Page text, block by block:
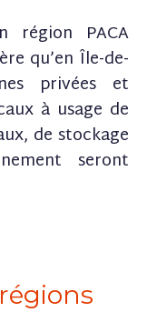
région PACA
qu’en Île-de-
privées et
à usage de
de stockage
seront